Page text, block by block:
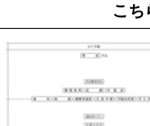
こち